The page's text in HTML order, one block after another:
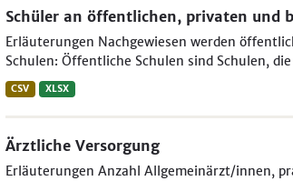
Schüler an öffentlichen, privaten und
Erläuterungen Nachgewiesen werden
Schulen: Öffentliche Schulen sind Schulen,
CSV XLSX
Ärztliche Versorgung
Erläuterungen Anzahl Allgemeinärzt/innen,